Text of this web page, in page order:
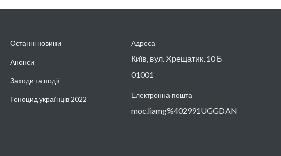
Останні новини
Анонси
Заходи та події
Геноцид українців 2022
Адреса
Київ, вул. Хрещатик, 10 Б
01001
Електронна пошта
moc.liamg%402991UGGDAN